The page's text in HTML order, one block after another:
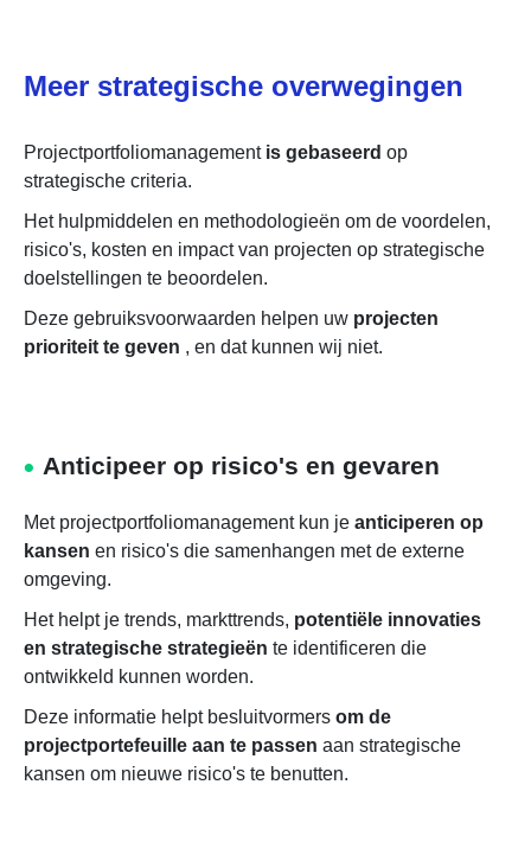
Meer strategische overwegingen
Projectportfoliomanagement is gebaseerd op
strategische criteria.
Het hulpmiddelen en methodologieën om de voordelen,
risico's, kosten en impact van projecten op strategische
doelstellingen te beoordelen.
Deze gebruiksvoorwaarden helpen uw projecten
prioriteit te geven , en dat kunnen wij niet.
Anticipeer op risico's en gevaren
Met projectportfoliomanagement kun je anticiperen op
kansen en risico's die samenhangen met de externe
omgeving.
Het helpt je trends, markttrends, potentiële innovaties
en strategische strategieën te identificeren die
ontwikkeld kunnen worden.
Deze informatie helpt besluitvormers om de
projectportefeuille aan te passen aan strategische
kansen om nieuwe risico's te benutten.